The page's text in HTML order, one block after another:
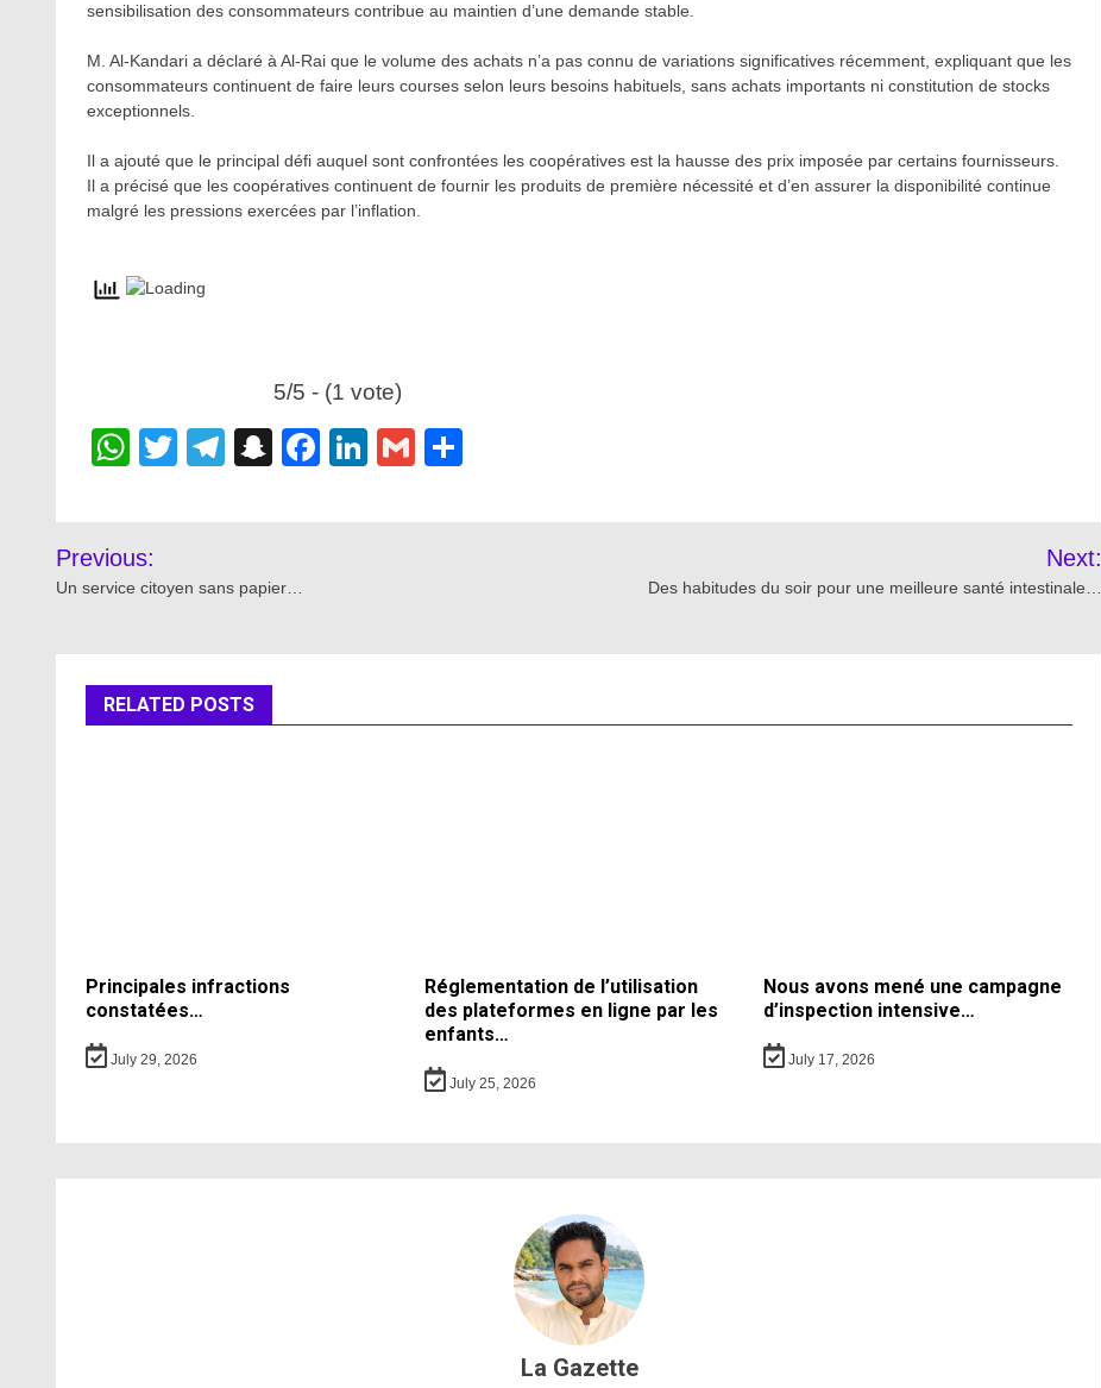
sensibilisation des consommateurs contribue au maintien d’une demande stable.
M. Al-Kandari a déclaré à Al-Rai que le volume des achats n’a pas connu de variations significatives récemment, expliquant que les
consommateurs continuent de faire leurs courses selon leurs besoins habituels, sans achats importants ni constitution de stocks
exceptionnels.
Il a ajouté que le principal défi auquel sont confrontées les coopératives est la hausse des prix imposée par certains fournisseurs.
Il a précisé que les coopératives continuent de fournir les produits de première nécessité et d’en assurer la disponibilité continue
malgré les pressions exercées par l’inflation.
5/5 - (1 vote)
WhatsApp
Twitter
Telegram
Snapchat
Facebook
LinkedIn
Gmail
Post
navigation
Previous:
Un service citoyen sans papier…
Next:
Des habitudes du soir pour une meilleure santé intestinale…
RELATED POSTS
Principales infractions
constatées…
July 29, 2026
Réglementation de l’utilisation
des plateformes en ligne par les
enfants…
July 25, 2026
Nous avons mené une campagne
d’inspection intensive…
July 17, 2026
La Gazette